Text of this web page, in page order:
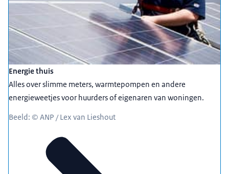
Energie thuis
Alles over slimme meters, warmtepompen en andere
energieweetjes voor huurders of eigenaren van woningen.
Beeld: © ANP / Lex van Lieshout